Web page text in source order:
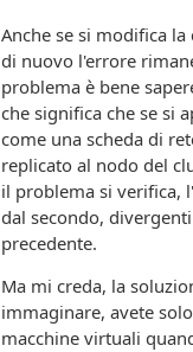
Anche se si modifica
di nuovo l'errore
problema è bene
che significa che se si
come una scheda di
replicato al nodo del
il problema si verifica,
dal secondo,
precedente.
Ma mi creda, la
immaginare, avete
macchine virtuali